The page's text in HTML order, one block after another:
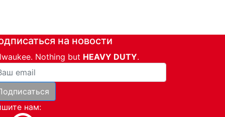
на новости
Nothing but HEAVY DUTY.
почта
нам: